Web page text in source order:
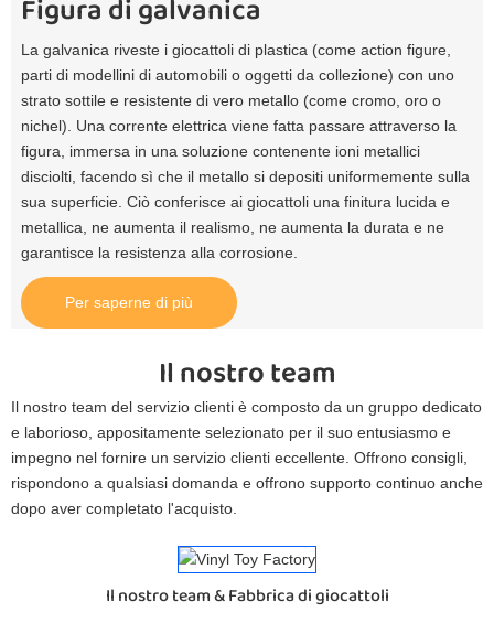
Figura di galvanica
La galvanica riveste i giocattoli di plastica (come action figure,
parti di modellini di automobili o oggetti da collezione) con uno
strato sottile e resistente di vero metallo (come cromo, oro o
nichel). Una corrente elettrica viene fatta passare attraverso la
figura, immersa in una soluzione contenente ioni metallici
disciolti, facendo sì che il metallo si depositi uniformemente sulla
sua superficie. Ciò conferisce ai giocattoli una finitura lucida e
metallica, ne aumenta il realismo, ne aumenta la durata e ne
garantisce la resistenza alla corrosione.
Per saperne di più
Il nostro team
Il nostro team del servizio clienti è composto da un gruppo dedicato
e laborioso, appositamente selezionato per il suo entusiasmo e
impegno nel fornire un servizio clienti eccellente. Offrono consigli,
rispondono a qualsiasi domanda e offrono supporto continuo anche
dopo aver completato l'acquisto.
Il nostro team & Fabbrica di giocattoli